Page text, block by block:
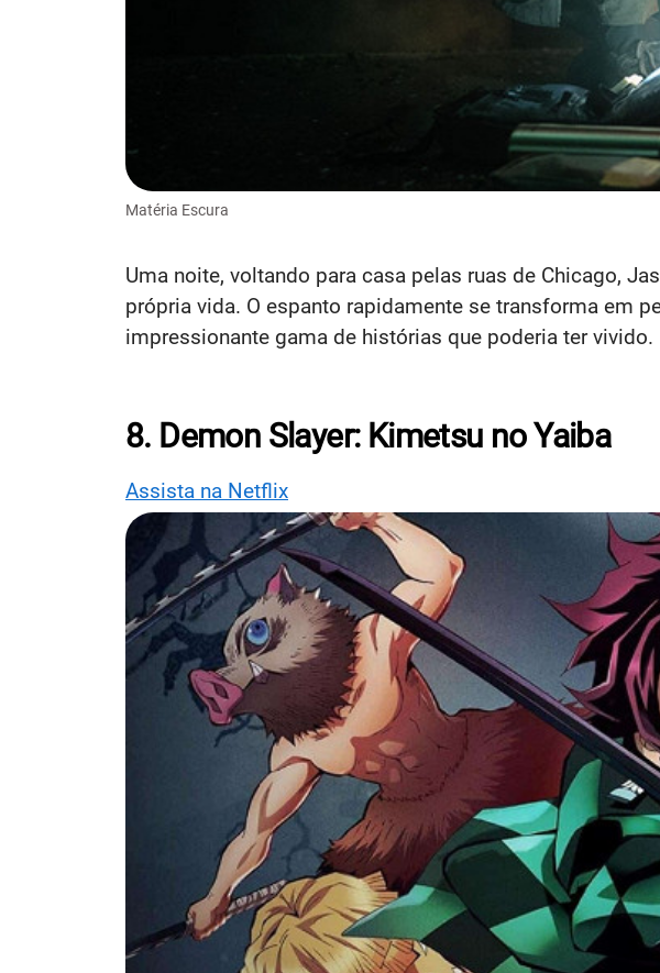
Matéria Escura
Uma noite, voltando para casa pelas ruas de Chicago,
própria vida. O espanto rapidamente se transforma em
impressionante gama de histórias que poderia ter vivido.
8. Demon Slayer: Kimetsu no Yaiba
Assista na Netflix